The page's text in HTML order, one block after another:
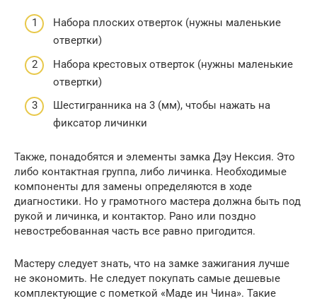
Набора плоских отверток (нужны маленькие
отвертки)
Набора крестовых отверток (нужны маленькие
отвертки)
Шестигранника на 3 (мм), чтобы нажать на
фиксатор личинки
Также, понадобятся и элементы замка Дэу Нексия. Это
либо контактная группа, либо личинка. Необходимые
компоненты для замены определяются в ходе
диагностики. Но у грамотного мастера должна быть под
рукой и личинка, и контактор. Рано или поздно
невостребованная часть все равно пригодится.
Мастеру следует знать, что на замке зажигания лучше
не экономить. Не следует покупать самые дешевые
комплектующие с пометкой «Маде ин Чина». Такие